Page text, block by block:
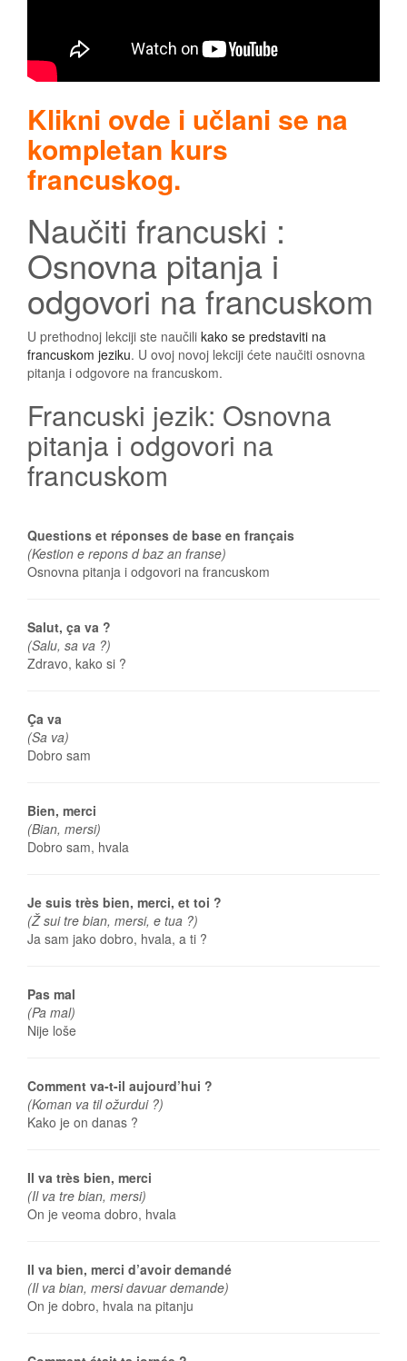
Klikni ovde i učlani se na
kompletan kurs
francuskog.
Naučiti francuski :
Osnovna pitanja i
odgovori na francuskom
U prethodnoj lekciji ste naučili kako se predstaviti na
francuskom jeziku. U ovoj novoj lekciji ćete naučiti osnovna
pitanja i odgovore na francuskom.
Francuski jezik: Osnovna
pitanja i odgovori na
francuskom
Questions et réponses de base en français
(Kestion e repons d baz an franse)
Osnovna pitanja i odgovori na francuskom
Salut, ça va ?
(Salu, sa va ?)
Zdravo, kako si ?
Ça va
(Sa va)
Dobro sam
Bien, merci
(Bian, mersi)
Dobro sam, hvala
Je suis très bien, merci, et toi ?
(Ž sui tre bian, mersi, e tua ?)
Ja sam jako dobro, hvala, a ti ?
Pas mal
(Pa mal)
Nije loše
Comment va-t-il aujourd’hui ?
(Koman va til ožurdui ?)
Kako je on danas ?
Il va très bien, merci
(Il va tre bian, mersi)
On je veoma dobro, hvala
Il va bien, merci d’avoir demandé
(Il va bian, mersi davuar demande)
On je dobro, hvala na pitanju